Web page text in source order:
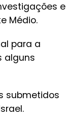
e
Médio.
para a
alguns
submetidos